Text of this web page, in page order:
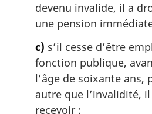
devenu invalide, il a
une pension
c) s’il cesse d’être
fonction publique,
l’âge de soixante ans,
autre que l’invalidité,
recevoir :